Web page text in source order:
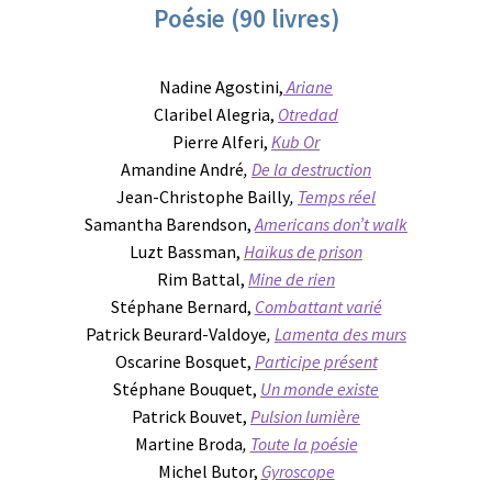
Poésie (90 livres)
Nadine Agostini,Ariane
Claribel Alegria, Otredad
Pierre Alferi, Kub Or
Amandine André, De la destruction
Jean-Christophe Bailly, Temps réel
Samantha Barendson,Americans don’t walk
Luzt Bassman, Haïkus de prison
Rim Battal, Mine de rien
Stéphane Bernard, Combattant varié
Patrick Beurard-Valdoye, Lamenta des murs
Oscarine Bosquet, Participe présent
Stéphane Bouquet, Un monde existe
Patrick Bouvet, Pulsion lumière
Martine Broda, Toute la poésie
Michel Butor, Gyroscope